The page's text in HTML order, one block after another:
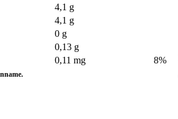
4,1 g
4,1 g
0 g
0,13 g
0,11 mg 8%